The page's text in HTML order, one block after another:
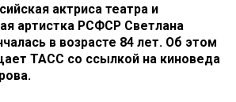
актриса театра и
артистка РСФСР Светлана
в возрасте 84 лет. Об этом
ТАСС со ссылкой на киноведа